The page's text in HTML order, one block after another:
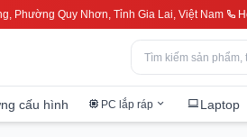
Phường Quy Nhơn, Tỉnh Gia Lai, Việt Nam
cấu hình PC lắp ráp Laptop